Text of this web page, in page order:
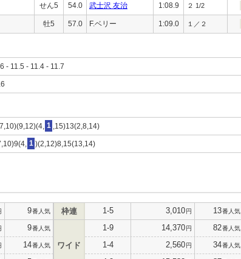
せん5 54.0 武士沢 友治 1:08.9 ２ 1/2
牡5 57.0 F.ベリー 1:09.0 １／２
- 11.5 - 11.4 - 11.7
1 ,15)13(2,8,14)
1 )(2,12)8,15(13,14)
9番人気
9番人気
14番人気
枠連 1-5 3,010円 13番人気
ワイド
1-9 14,370円 82番人気
1-4 2,560円 34番人気